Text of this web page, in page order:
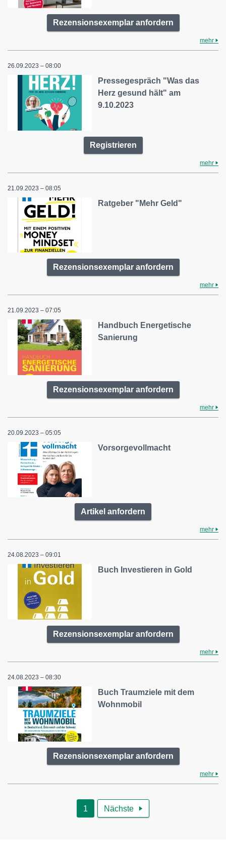
Rezensionsexemplar anfordern
mehr
26.09.2023 – 08:00
Pressegespräch "Was das
Herz gesund hält" am
9.10.2023
Registrieren
mehr
21.09.2023 – 08:05
Ratgeber "Mehr Geld"
Rezensionsexemplar anfordern
mehr
21.09.2023 – 07:05
Handbuch Energetische
Sanierung
Rezensionsexemplar anfordern
mehr
20.09.2023 – 05:05
Vorsorgevollmacht
Artikel anfordern
mehr
24.08.2023 – 09:01
Buch Investieren in Gold
Rezensionsexemplar anfordern
mehr
24.08.2023 – 08:30
Buch Traumziele mit dem
Wohnmobil
Rezensionsexemplar anfordern
mehr
1 Nächste 